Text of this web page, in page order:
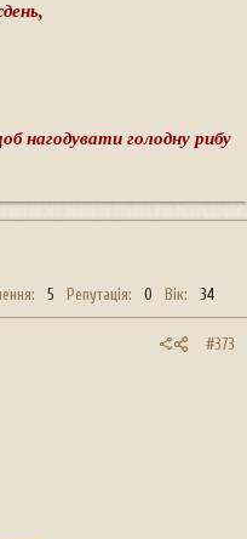
нагодувати голодну рибу
5 Репутація 0 Вік 34
#373